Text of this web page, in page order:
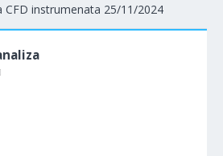
CFD instrumenata 25/11/2024